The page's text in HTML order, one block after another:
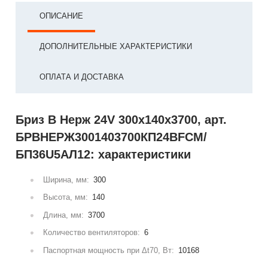
ОПИСАНИЕ
ДОПОЛНИТЕЛЬНЫЕ ХАРАКТЕРИСТИКИ
ОПЛАТА И ДОСТАВКА
Бриз В Нерж 24V 300x140x3700, арт.
БРВНЕРЖ3001403700КП24ВFCM/
БП36U5АЛ12: характеристики
Ширина, мм: 300
Высота, мм: 140
Длина, мм: 3700
Количество вентиляторов: 6
Паспортная мощность при Δt70, Вт: 10168